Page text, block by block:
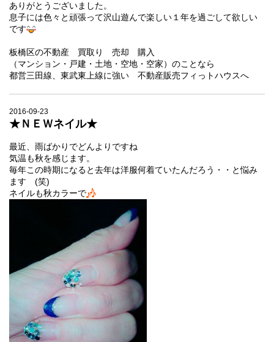
ありがとうございました。
息子には色々と頑張って沢山遊んで楽しい１年を過ごして欲しい
です
板橋区の不動産 買取り 売却 購入
（マンション・戸建・土地・空地・空家）のことなら
都営三田線、東武東上線に強い 不動産販売フィっトハウスへ
2016-09-23
★ＮＥＷネイル★
最近、雨ばかりでどんよりですね
気温も秋を感じます。
毎年この時期になると去年は洋服何着ていたんだろう・・と悩み
ます (笑)
ネイルも秋カラーで